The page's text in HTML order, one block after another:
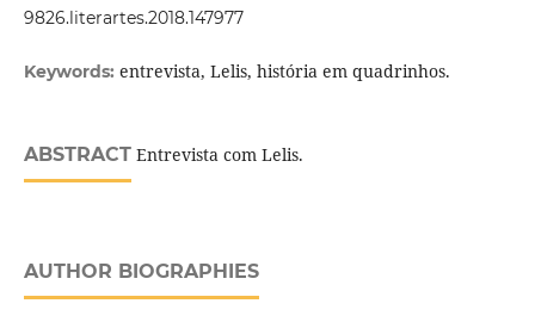
9826.literartes.2018.147977
Keywords: entrevista, Lelis, história em quadrinhos.
ABSTRACTEntrevista com Lelis.
AUTHOR BIOGRAPHIES